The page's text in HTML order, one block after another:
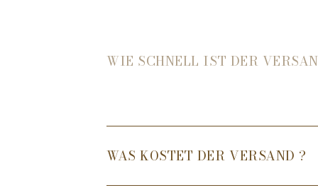
WIE SCHNELL IST DER
WAS KOSTET DER VERSAND ?